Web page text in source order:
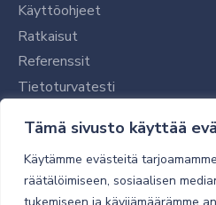
Tämä sivusto käyttää
Käytämme evästeitä
räätälöimiseen, sosiaalisen
Käyttöohjeet
Ratkaisut
Referenssit
Tietoturvatesti
Tilaajalle
Toimitustavat ja -kulut
Verkkokaupan yleiset ehdot